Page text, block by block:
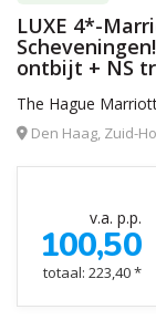
LUXE 4*-
ontbijt + NS
The Hague
Den Haag, Zuid-
v.a. p.p.
100,50
totaal: 223,40 *